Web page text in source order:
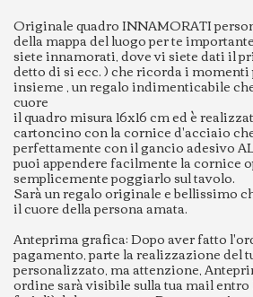
Originale quadro INNAMORATI
della mappa del luogo per te
siete innamorati, dove vi siete dati il
detto di si ecc. ) che ricorda i
insieme , un regalo indimenticabile
cuore
il quadro misura 16x16 cm ed è
cartoncino con la cornice d'acciaio
perfettamente con il gancio adesivo
puoi appendere facilmente la cornice
semplicemente poggiarlo sul tavolo.
Sarà un regalo originale e bellissimo
il cuore della persona amata.
Anteprima grafica: Dopo aver fatto
pagamento, parte la realizzazione del
personalizzato, ma attenzione,
ordine sarà visibile sulla tua mail entro